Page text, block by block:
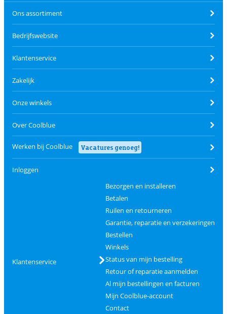
Ons assortiment
Bedrijfswebsite
Klantenservice
Zakelijk
Onze winkels
Over Coolblue
Werken bij Coolblue Vacatures genoeg!
Inloggen
Klantenservice
Bezorgen en installeren
Betalen
Ruilen en retourneren
Garantie, reparatie en verzekeringen
Bestellen
Winkels
Status van mijn bestelling
Retour of reparatie aanmelden
Al mijn bestellingen en facturen
Mijn Coolblue-account
Contact